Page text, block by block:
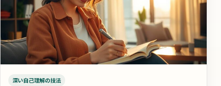
深い自己理解の技法